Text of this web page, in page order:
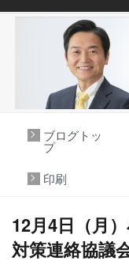
ブログトッ
プ
印刷
12月4日（月
対策連絡協議